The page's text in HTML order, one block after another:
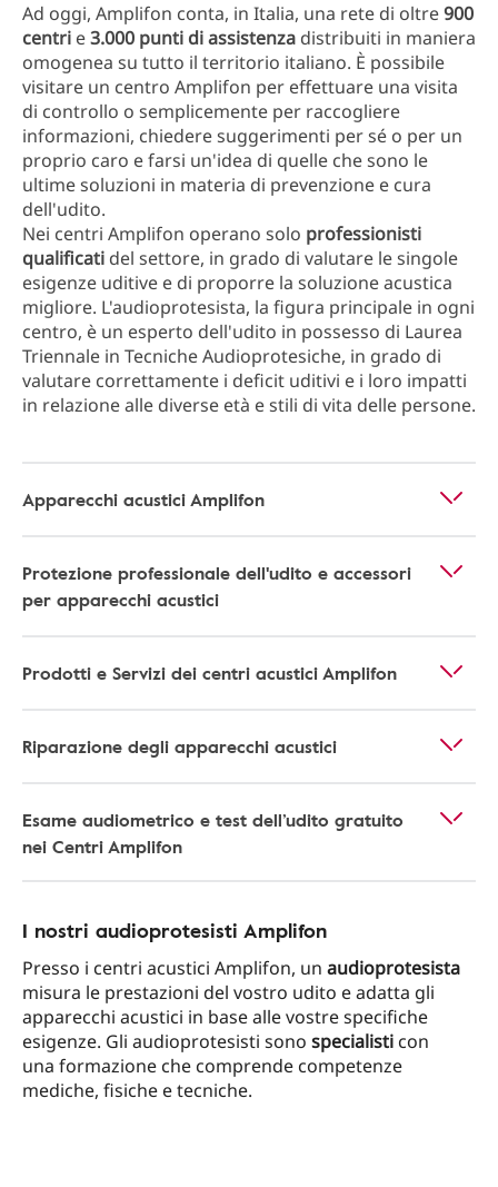
Ad oggi, Amplifon conta, in Italia, una rete di oltre900
centri e3.000 punti di assistenza distribuiti in maniera
omogenea su tutto il territorio italiano. È possibile
visitare un centro Amplifon per effettuare una visita
di controllo o semplicemente per raccogliere
informazioni, chiedere suggerimenti per sé o per un
proprio caro e farsi un'idea di quelle che sono le
ultime soluzioni in materia di prevenzione e cura
dell'udito.
Nei centri Amplifon operano solo professionisti
qualificati del settore, in grado di valutare le singole
esigenze uditive e di proporre la soluzione acustica
migliore. L'audioprotesista, la figura principale in ogni
centro, è un esperto dell'udito in possesso di Laurea
Triennale in Tecniche Audioprotesiche, in grado di
valutare correttamente i deficit uditivi e i loro impatti
in relazione alle diverse età e stili di vita delle persone.
Apparecchi acustici Amplifon
Protezione professionale dell'udito e accessori
per apparecchi acustici
Prodotti e Servizi dei centri acustici Amplifon
Riparazione degli apparecchi acustici
Esame audiometrico e test dell’udito gratuito
nei Centri Amplifon
I nostri audioprotesisti Amplifon
Presso i centri acustici Amplifon, un audioprotesista
misura le prestazioni del vostro udito e adatta gli
apparecchi acustici in base alle vostre specifiche
esigenze. Gli audioprotesisti sono specialisti con
una formazione che comprende competenze
mediche, fisiche e tecniche.